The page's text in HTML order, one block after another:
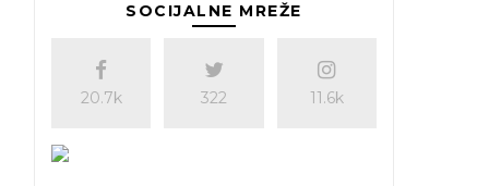
SOCIJALNE MREŽE
20.7k 322 11.6k